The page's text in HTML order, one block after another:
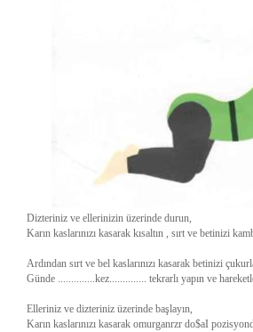
Dizteriniz ve ellerinizin üzerinde durun,
Karın kaslarınızı kasarak kısaltın , sırt ve betinizi
Ardından sırt ve bel kaslarınızı kasarak betinizi
Günde ..............kez.............. tekrarlı yapın ve
Elleriniz ve dizteriniz üzerinde başlayın,
Karın kaslarınızı kasarak omurganrzr do$aI